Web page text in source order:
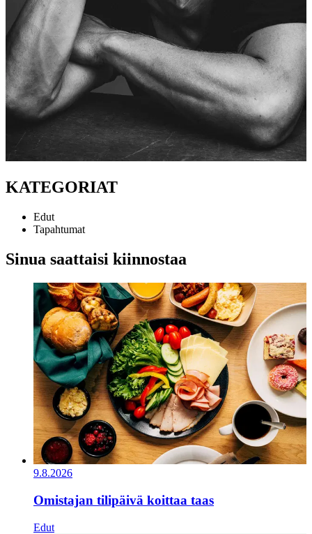
KATEGORIAT
Edut
Tapahtumat
Sinua saattaisi kiinnostaa
9.8.2026
Omistajan tilipäivä koittaa taas
Edut